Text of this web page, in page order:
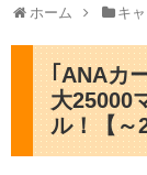
ホーム キ
｢ANAカ
大25000
ル！【～